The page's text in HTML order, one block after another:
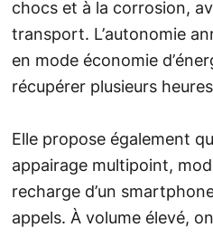
chocs et à la corrosion,
transport. L’autonomie
en mode économie
récupérer plusieurs
Elle propose également
appairage multipoint,
recharge d’un
appels. À volume élevé,